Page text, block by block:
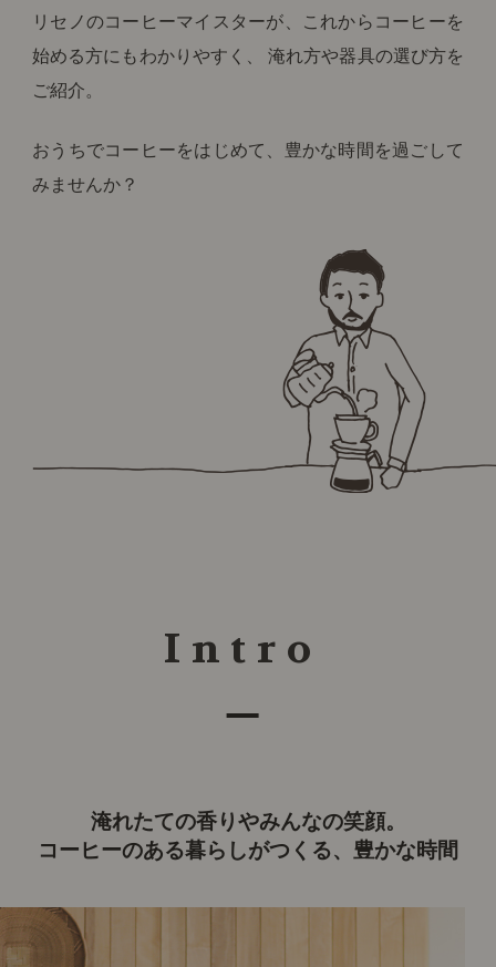
リセノのコーヒーマイスターが、これからコーヒーを
始める方にもわかりやすく、 淹れ方や器具の選び方を
ご紹介。
おうちでコーヒーをはじめて、豊かな時間を過ごして
みませんか？
Intro
淹れたての香りやみんなの笑顔。
コーヒーのある暮らしがつくる、豊かな時間